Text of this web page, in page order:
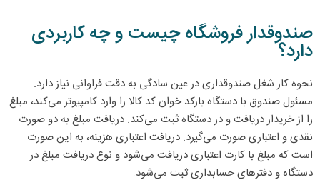
صندوقدار فروشگاه چیست و چه کاربردی
دارد؟
نحوه کار شغل صندوقداری در عین سادگی به دقت فراوانی نیاز دارد.
مسئول صندوق با دستگاه بارکد خوان کد کالا را وارد کامپیوتر می‌کند، مبلغ
را از خریدار دریافت و در دستگاه ثبت می‌کند. دریافت مبلغ به دو صورت
نقدی و اعتباری صورت می‌گیرد. دریافت اعتباری هزینه، به این صورت
است که مبلغ با کارت اعتباری دریافت می‌شود و نوع دریافت مبلغ در
دستگاه و دفترهای حسابداری ثبت می‌شود.